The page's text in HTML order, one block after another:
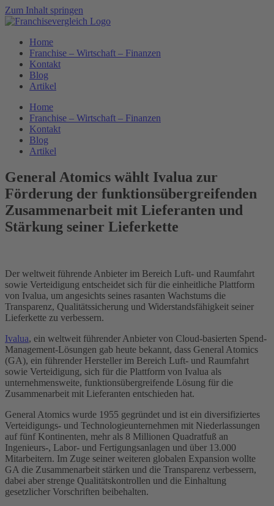
Zum Inhalt springen
Home
Franchise – Wirtschaft – Finanzen
Kontakt
Blog
Artikel
Home
Franchise – Wirtschaft – Finanzen
Kontakt
Blog
Artikel
General Atomics wählt Ivalua zur
Förderung der funktionsübergreifenden
Zusammenarbeit mit Lieferanten und
Stärkung seiner Lieferkette
Der weltweit führende Anbieter im Bereich Luft- und Raumfahrt
sowie Verteidigung entscheidet sich für die einheitliche Plattform
von Ivalua, um angesichts seines rasanten Wachstums die
Transparenz, Qualitätssicherung und Widerstandsfähigkeit seiner
Lieferkette zu verbessern.
Ivalua, ein weltweit führender Anbieter von Cloud-basierten Spend-
Management-Lösungen gab heute bekannt, dass General Atomics
(GA), ein führender Hersteller im Bereich Luft- und Raumfahrt
sowie Verteidigung, sich für die Plattform von Ivalua als
unternehmensweite, funktionsübergreifende Lösung für die
Zusammenarbeit mit Lieferanten entschieden hat.
General Atomics wurde 1955 gegründet und ist ein diversifiziertes
Verteidigungs- und Technologieunternehmen mit Niederlassungen
auf fünf Kontinenten, mehr als 8 Millionen Quadratfuß an
Ingenieurs-, Labor- und Fertigungsanlagen und über 13.000
Mitarbeitern. Im Zuge seiner weiteren globalen Expansion wollte
GA die Zusammenarbeit stärken und die Transparenz verbessern,
dabei aber strenge Qualitätskontrollen und die Einhaltung
gesetzlicher Vorschriften beibehalten.